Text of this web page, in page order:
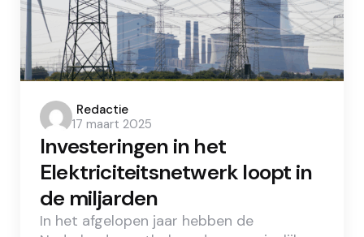
Posted
by
Redactie
17 maart 2025
Investeringen in het
Elektriciteitsnetwerk loopt in
de miljarden
In het afgelopen jaar hebben de